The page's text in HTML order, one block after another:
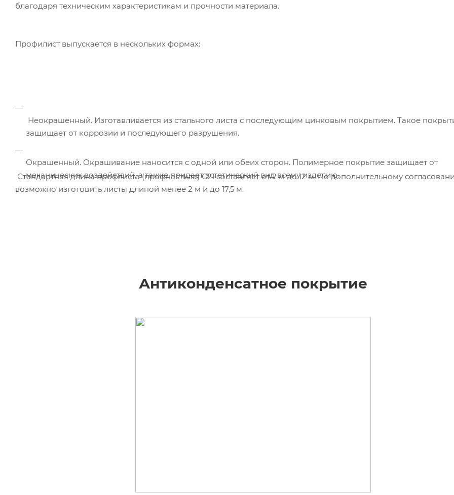
благодаря техническим характеристикам и прочности материала.
Профилист выпускается в нескольких формах:
Неокрашенный. Изготавливается из стального листа с последующим цинковым покрытием. Такое
защищает от коррозии и последующего разрушения.
Окрашенный. Окрашивание наносится с одной или обеих сторон. Полимерное покрытие защищает от
механических воздействий, а также придает эстетический вид всему изделию.
Стандартная длина профлиста (профнастила) С21 составляет от 2 м до 12 м. По дополнительному
возможно изготовить листы длиной менее 2 м и до 17,5 м.
Антиконденсатное покрытие